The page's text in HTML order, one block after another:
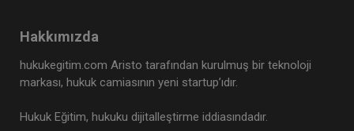
Hakkımızda
hukukegitim.com Aristo tarafından kurulmuş bir teknoloji
markası, hukuk camiasının yeni startup’ıdır.
Hukuk Eğitim, hukuku dijitalleştirme iddiasındadır.